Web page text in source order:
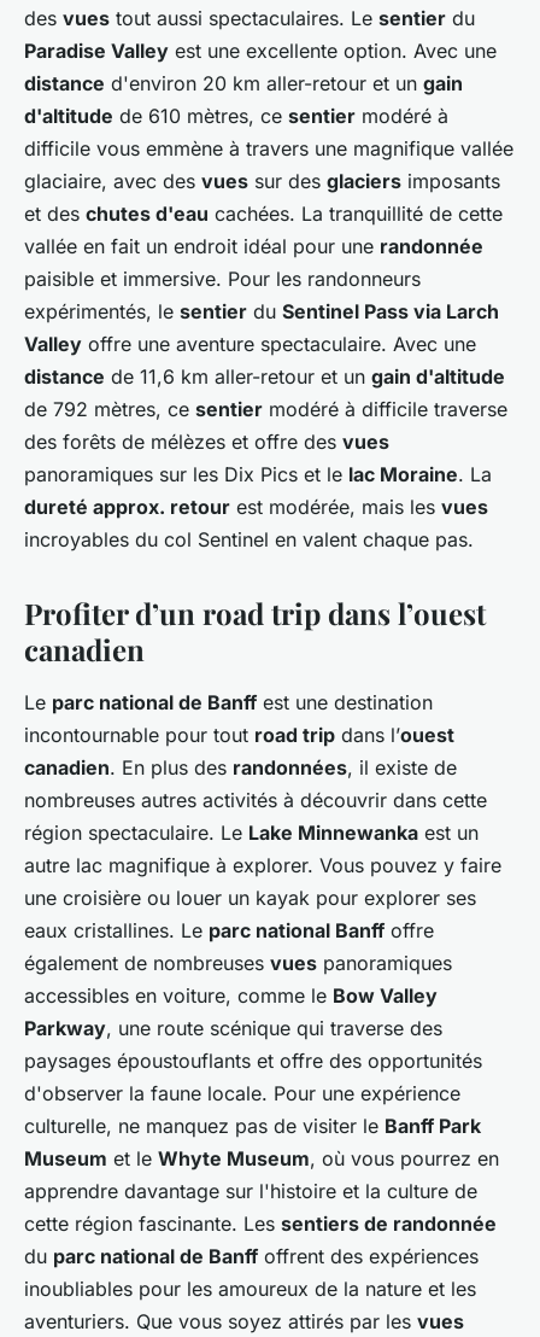
des vues tout aussi spectaculaires. Le sentier du
Paradise Valley est une excellente option. Avec une
distance d'environ 20 km aller-retour et un gain
d'altitude de 610 mètres, ce sentier modéré à
difficile vous emmène à travers une magnifique vallée
glaciaire, avec des vues sur des glaciers imposants
et des chutes d'eau cachées. La tranquillité de cette
vallée en fait un endroit idéal pour une randonnée
paisible et immersive. Pour les randonneurs
expérimentés, le sentier du Sentinel Pass via Larch
Valley offre une aventure spectaculaire. Avec une
distance de 11,6 km aller-retour et un gain d'altitude
de 792 mètres, ce sentier modéré à difficile traverse
des forêts de mélèzes et offre des vues
panoramiques sur les Dix Pics et le lac Moraine. La
dureté approx. retour est modérée, mais les vues
incroyables du col Sentinel en valent chaque pas.
Profiter d’un road trip dans l’ouest
canadien
Le parc national de Banff est une destination
incontournable pour tout road trip dans l’ouest
canadien. En plus des randonnées, il existe de
nombreuses autres activités à découvrir dans cette
région spectaculaire. Le Lake Minnewanka est un
autre lac magnifique à explorer. Vous pouvez y faire
une croisière ou louer un kayak pour explorer ses
eaux cristallines. Le parc national Banff offre
également de nombreuses vues panoramiques
accessibles en voiture, comme le Bow Valley
Parkway, une route scénique qui traverse des
paysages époustouflants et offre des opportunités
d'observer la faune locale. Pour une expérience
culturelle, ne manquez pas de visiter le Banff Park
Museum et le Whyte Museum, où vous pourrez en
apprendre davantage sur l'histoire et la culture de
cette région fascinante. Les sentiers de randonnée
du parc national de Banff offrent des expériences
inoubliables pour les amoureux de la nature et les
aventuriers. Que vous soyez attirés par les vues